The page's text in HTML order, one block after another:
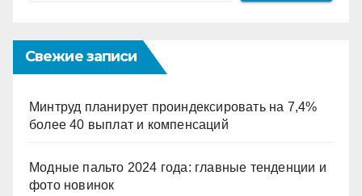
Свежие записи
Минтруд планирует проиндексировать на 7,4%
более 40 выплат и компенсаций
Модные пальто 2024 года: главные тенденции и
фото новинок